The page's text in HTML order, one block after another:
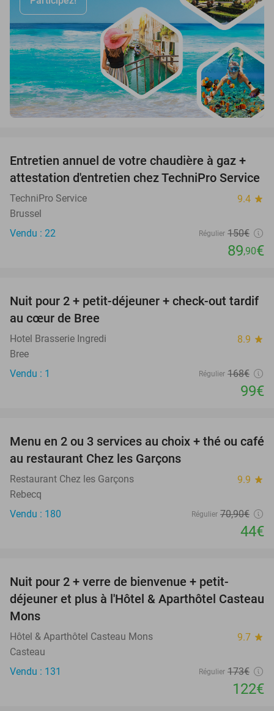
40%
Entretien annuel de votre chaudière à gaz +
attestation d'entretien chez TechniPro Service
TechniPro Service 9.4 star
Brussel
Vendu : 22
Régulier 150€
89,90€
41%
NEW
TODAY
Nuit pour 2 + petit-déjeuner + check-out tardif
au cœur de Bree
Hotel Brasserie Ingredi 8.9 star
Bree
Vendu : 1
Régulier 168€
99€
38%
Menu en 2 ou 3 services au choix + thé ou café
au restaurant Chez les Garçons
Restaurant Chez les Garçons 9.9 star
Rebecq
Vendu : 180
Régulier 70,90€
44€
Nuit pour 2 + verre de bienvenue + petit-
déjeuner et plus à l'Hôtel & Aparthôtel Casteau
Mons
Hôtel & Aparthôtel Casteau Mons 9.7 star
Casteau
Vendu : 131
Régulier 173€
122€